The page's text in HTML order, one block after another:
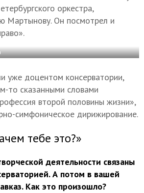
оркестра,
Мартынову. Он посмотрел и
уже доцентом консерватории,
то сказанными словами
второй половины жизни»,
симфоническое дирижирование.
тебе это?»
деятельности связаны
А потом в вашей
Как это произошло?